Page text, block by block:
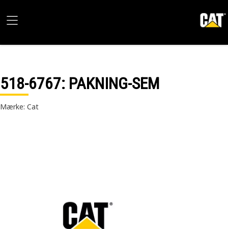
518-6767: PAKNING-SEM
Mærke: Cat